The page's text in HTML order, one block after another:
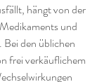
hängt von der
und
den üblichen
frei verkäuflichem